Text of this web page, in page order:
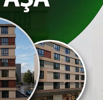
olan Mavi
verdiklerini ve
vatandaşlar,
kaplama
söyledi. Yaz
yoldaki